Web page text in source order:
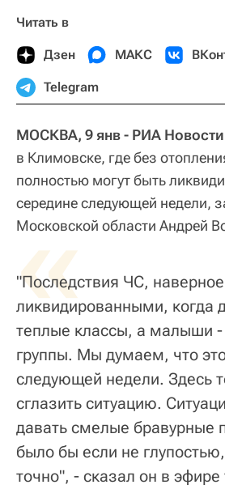
Читать в
Дзен МАКС
Telegram
МОСКВА, 9 янв - РИА
в Климовске, где без
полностью могут быть
середине следующей недели,
Московской области Андрей
«
"Последствия ЧС,
ликвидированными, когда
теплые классы, а малыши -
группы. Мы думаем, что
следующей недели. Здесь
сглазить ситуацию.
давать смелые бравурные
было бы если не
точно", - сказал он в эфире